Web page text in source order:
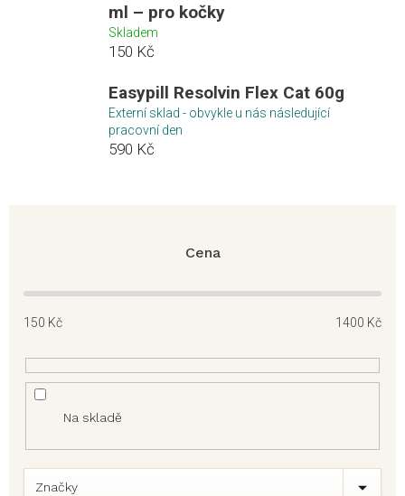
ml – pro kočky
Skladem
150 Kč
Easypill Resolvin Flex Cat 60g
Externí sklad - obvykle u nás následující
pracovní den
590 Kč
Cena
150 Kč 1400 Kč
Na skladě
Značky